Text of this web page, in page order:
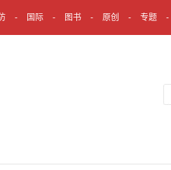
国际 图书 原创 专题